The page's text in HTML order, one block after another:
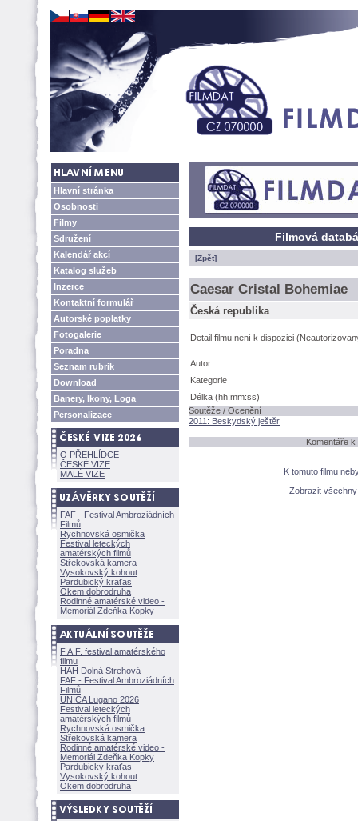
Hlavní stránka
Osobnosti
Filmy
Sdružení
Kalendář akcí
Katalog služeb
Inzerce
Kontaktní formulář
Autorské poplatky
Fotogalerie
Poradna
Seznam rubrik
Download
Banery, Ikony, Loga
Personalizace
O PŘEHLÍDCE
ČESKÉ VIZE
MALÉ VIZE
FAF - Festival Ambroziádních
Filmů
Rychnovská osmička
Festival leteckých
amatérských filmů
Střekovská kamera
Vysokovský kohout
Pardubický kraťas
Okem dobrodruha
Rodinné amatérské video -
Memoriál Zdeňka Kopky
F.A.F. festival amatérského
filmu
HAH Dolná Strehov
FAF - Festival Ambroziádních
Filmů
UNICA Lugano 2026
Festival leteckých
amatérských filmů
Rychnovská osmička
Střekovská kamera
Rodinné amatérské video -
Memoriál Zdeňka Kopky
Pardubický kraťas
Vysokovský kohout
Okem dobrodruha
Filmová
[Zpět]
Caesar Cristal Bohemiae
Česká republika
Detail filmu není k dispozici
Autor
Kategorie
Délka (hh:mm:ss)
Soutěže / Ocenění
2011: Beskydský ještěr
Komentáře
K tomuto filmu
Zobrazit